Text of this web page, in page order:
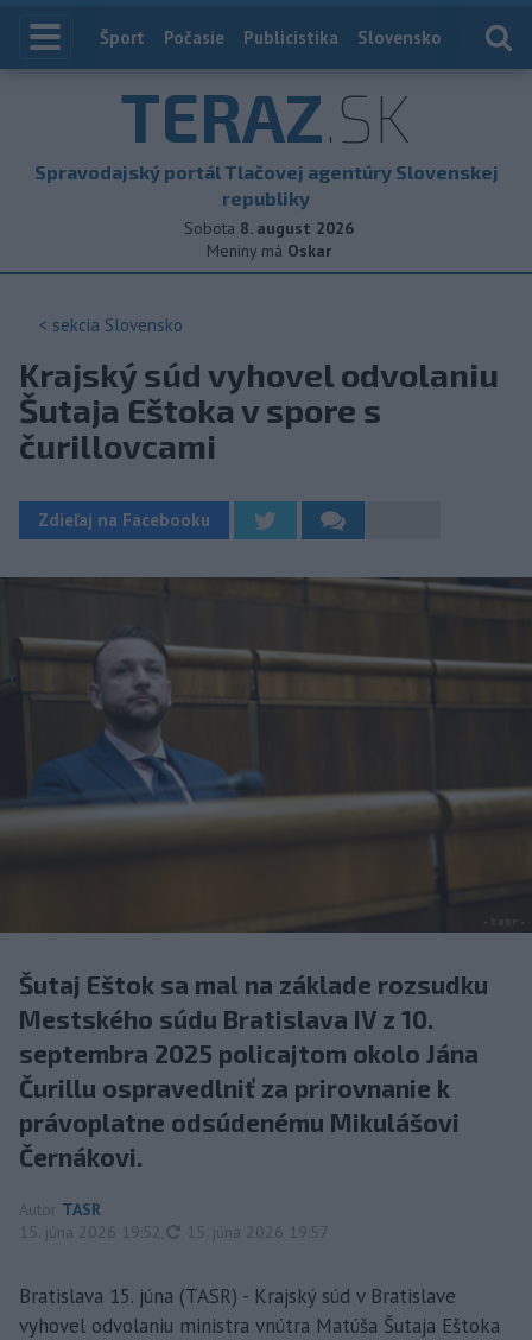
Index
Šport Počasie Publicistika Slovensko
TERAZ.SK
Spravodajský portál Tlačovej agentúry Slovenskej
republiky
Sobota 8. august 2026
Meniny má Oskar
< sekcia Slovensko
Krajský súd vyhovel odvolaniu
Šutaja Eštoka v spore s
čurillovcami
Zdieľaj na Facebooku
Šutaj Eštok sa mal na základe rozsudku
Mestského súdu Bratislava IV z 10.
septembra 2025 policajtom okolo Jána
Čurillu ospravedlniť za prirovnanie k
právoplatne odsúdenému Mikulášovi
Černákovi.
Autor TASR
15. júna 2026 19:52
aktualizované
15. júna 2026 19:57
Bratislava 15. júna (TASR) - Krajský súd v Bratislave
vyhovel odvolaniu ministra vnútra Matúša Šutaja Eštoka